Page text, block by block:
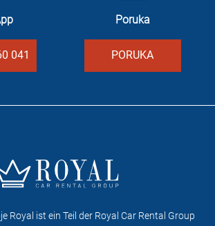
041
Poruka
PORUKA
Royal ist ein Teil der Royal Car Rental Group